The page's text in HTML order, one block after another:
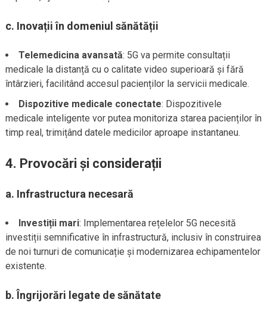
c. Inovații în domeniul sănătății
Telemedicina avansată: 5G va permite consultații
medicale la distanță cu o calitate video superioară și fără
întârzieri, facilitând accesul pacienților la servicii medicale.
Dispozitive medicale conectate: Dispozitivele
medicale inteligente vor putea monitoriza starea pacienților în
timp real, trimițând datele medicilor aproape instantaneu.
4. Provocări și considerații
a. Infrastructura necesară
Investiții mari: Implementarea rețelelor 5G necesită
investiții semnificative în infrastructură, inclusiv în construirea
de noi turnuri de comunicație și modernizarea echipamentelor
existente.
b. Îngrijorări legate de sănătate